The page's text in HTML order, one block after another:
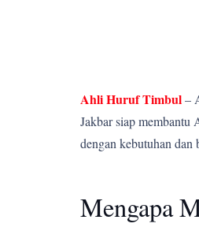
Ahli Huruf Timbul–
Jakbar siap membantu
dengan kebutuhan dan
Mengapa